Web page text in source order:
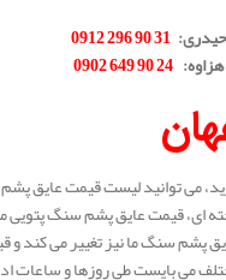
:
31 90 296 0912
:
24 90 649 0902
می توانید لیست قیمت عایق
ای، قیمت عایق پشم سنگ پتویی
پشم سنگ ما نیز تغییر می
می بایست طی روزها و ساعات